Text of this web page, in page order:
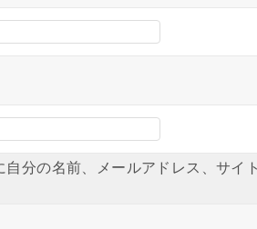
分の名前、メールアドレス、サイ